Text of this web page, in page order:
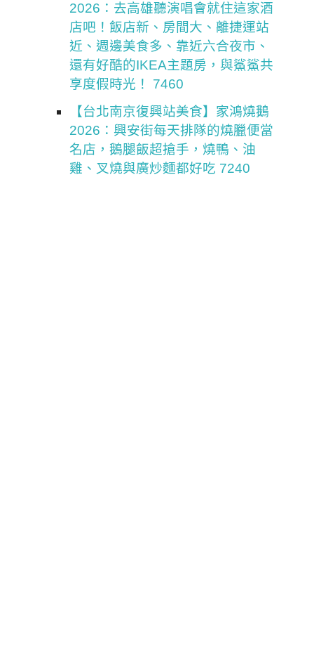
2026：去高雄聽演唱會就住這家酒
店吧！飯店新、房間大、離捷運站
近、週邊美食多、靠近六合夜市、
還有好酷的IKEA主題房，與鯊鯊共
享度假時光！ 7460
【台北南京復興站美食】家鴻燒鵝
2026：興安街每天排隊的燒臘便當
名店，鵝腿飯超搶手，燒鴨、油
雞、叉燒與廣炒麵都好吃 7240